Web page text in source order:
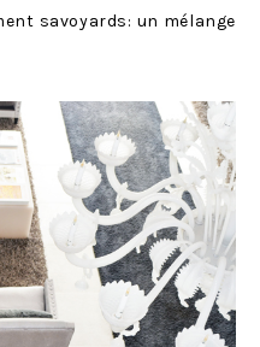
savoyards: un mélange